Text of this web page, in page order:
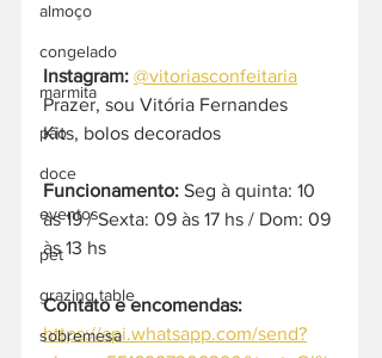
almoço
congelado
marmita
pão
doce
eventos
pet
grazing table
sobremesa
Instagram: @vitoriasconfeitaria
Prazer, sou Vitória Fernandes
Kits, bolos decorados
Funcionamento: Seg à quinta: 10
às 19 / Sexta: 09 às 17 hs / Dom: 09
às 13 hs
Contato e encomendas:
https://api.whatsapp.com/send?